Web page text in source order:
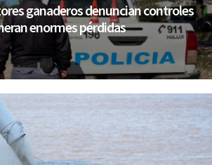
ganaderos denuncian controles
enormes pérdidas